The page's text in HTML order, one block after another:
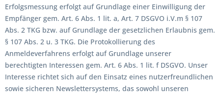
Erfolgsmessung erfolgt auf Grundlage einer Einwilligung der
Empfänger gem. Art. 6 Abs. 1 lit. a, Art. 7 DSGVO i.V.m § 107
Abs. 2 TKG bzw. auf Grundlage der gesetzlichen Erlaubnis gem.
§ 107 Abs. 2 u. 3 TKG. Die Protokollierung des
Anmeldeverfahrens erfolgt auf Grundlage unserer
berechtigten Interessen gem. Art. 6 Abs. 1 lit. f DSGVO. Unser
Interesse richtet sich auf den Einsatz eines nutzerfreundlichen
sowie sicheren Newslettersystems, das sowohl unseren